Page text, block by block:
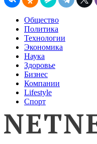
Общество
Политика
Технологии
Экономика
Наука
Здоровье
Бизнес
Компании
Lifestyle
Спорт